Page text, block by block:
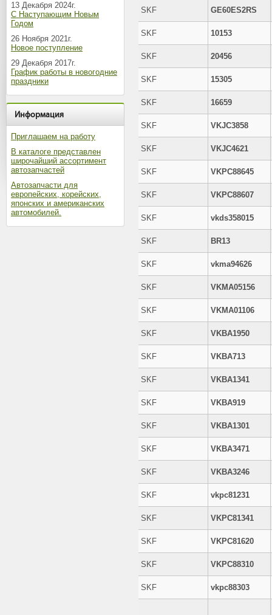
13 Декабря 2024г.
С Наступающим Новым
Годом
26 Ноября 2021г.
Новое поступление
29 Декабря 2017г.
График работы в новогодние
праздники
Информация
Приглашаем на работу
В каталоге представлен
широчайший ассортимент
автозапчастей
Автозапчасти для
европейских, корейских,
японских и американских
автомобилей.
SKF GE60ES2RS
SKF 10153
SKF 20456
SKF 15305
SKF 16659
SKF VKJC3858
SKF VKJC4621
SKF VKPC88645
SKF VKPC88607
SKF vkds358015
SKF BR13
SKF vkma94626
SKF VKMA05156
SKF VKMA01106
SKF VKBA1950
SKF VKBA713
SKF VKBA1341
SKF VKBA919
SKF VKBA1301
SKF VKBA3471
SKF VKBA3246
SKF vkpc81231
SKF VKPC81341
SKF VKPC81620
SKF VKPC88310
SKF vkpc88303